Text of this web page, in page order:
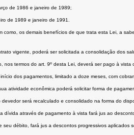
de 1986 e janeiro de 1989;
de 1989 e janeiro de 1991.
como, os demais benefícios de que trata esta Lei, a
vigente, poderá ser solicitada a consolidação dos
nos termos do art. 9º desta Lei, deverá ser pago à
dos pagamentos, limitado a doze meses, com
atividade econômica poderá solicitar forma de
será recalculado e consolidado na forma do
dívida através de pagamento à vista fará jus ao
débito, fará jus a descontos progressivos